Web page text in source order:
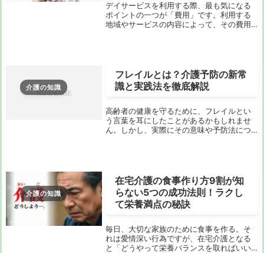
デイサービスを利用する際、最も気になる
ポイントの一つが「費用」です。利用する
地域やサービスの内容によって、その費用
介護の知識
フレイルとは？介護予防の新常
識と実践法を徹底解説
高齢者の健康を守るために、フレイルとい
う言葉を耳にしたことがあるかもしれませ
ん。しかし、実際にその意味や予防法につ
介護の知識
在宅介護の食事作り方9割が知
らない5つの成功法則！ラクし
て栄養満点の秘訣
毎日、大切な家族のために食事を作る。そ
れは愛情深い行為ですが、在宅介護となる
と「どうやって栄養バランスを取ればいい